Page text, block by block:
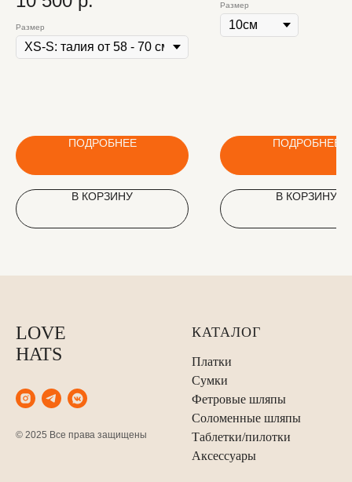
Размер
ПОДРОБНЕЕ
В КОРЗИНУ
Размер
ПОДРОБНЕЕ
В КОРЗИНУ
LOVE
HATS
© 2025 Все права защищены
КАТАЛОГ
Платки
Сумки
Фетровые шляпы
Соломенные шляпы
Таблетки/пилотки
Аксессуары